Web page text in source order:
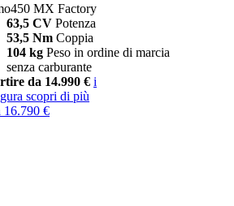
MX Factory
63,5 CV Potenza
53,5 Nm Coppia
104 kg Peso in ordine di marcia
senza carburante
da 14.990 € i
scopri di più
16.790 €